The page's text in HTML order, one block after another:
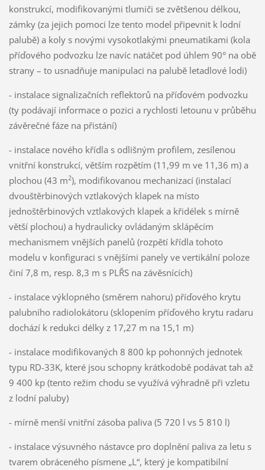
konstrukcí, modifikovanými tlumiči se zvětšenou délkou,
zámky (za jejich pomoci lze tento model připevnit k lodní
palubě) a koly s novými vysokotlakými pneumatikami (kola
příďového podvozku lze navíc natáčet pod úhlem 90° na obě
strany – to usnadňuje manipulaci na palubě letadlové lodi)
- instalace signalizačních reflektorů na příďovém podvozku
(ty podávají informace o pozici a rychlosti letounu v průběhu
závěrečné fáze na přistání)
- instalace nového křídla s odlišným profilem, zesílenou
vnitřní konstrukcí, větším rozpětím (11,99 m ve 11,36 m) a
plochou (43 m2), modifikovanou mechanizací (instalací
dvouštěrbinových vztlakových klapek na místo
jednoštěrbinových vztlakových klapek a křidélek s mírně
větší plochou) a hydraulicky ovládaným sklápěcím
mechanismem vnějších panelů (rozpětí křídla tohoto
modelu v konfiguraci s vnějšími panely ve vertikální poloze
činí 7,8 m, resp. 8,3 m s PLŘS na závěsnících)
- instalace výklopného (směrem nahoru) příďového krytu
palubního radiolokátoru (sklopením příďového krytu radaru
dochází k redukci délky z 17,27 m na 15,1 m)
- instalace modifikovaných 8 800 kp pohonných jednotek
typu RD-33K, které jsou schopny krátkodobě podávat tah až
9 400 kp (tento režim chodu se využívá výhradně při vzletu
z lodní paluby)
- mírně menší vnitřní zásoba paliva (5 720 l vs 5 810 l)
- instalace výsuvného nástavce pro doplnění paliva za letu s
tvarem obráceného písmene „L“, který je kompatibilní